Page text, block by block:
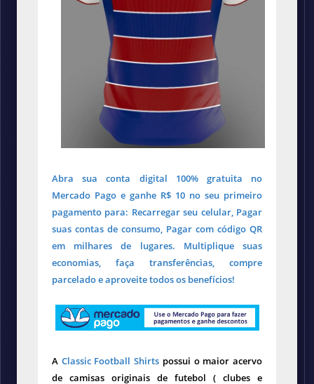
Abra sua conta digital 100% gratuita no
Mercado Pago e ganhe R$ 10 no seu primeiro
pagamento para: Recarregar seu celular, Pagar
suas contas de consumo, Pagar com código QR
em milhares de lugares. Multiplique suas
economias, faça transferências, compre
parcelado e aproveite todos os benefícios!
A Classic Football Shirts possui o maior acervo
de camisas originais de futebol ( clubes e